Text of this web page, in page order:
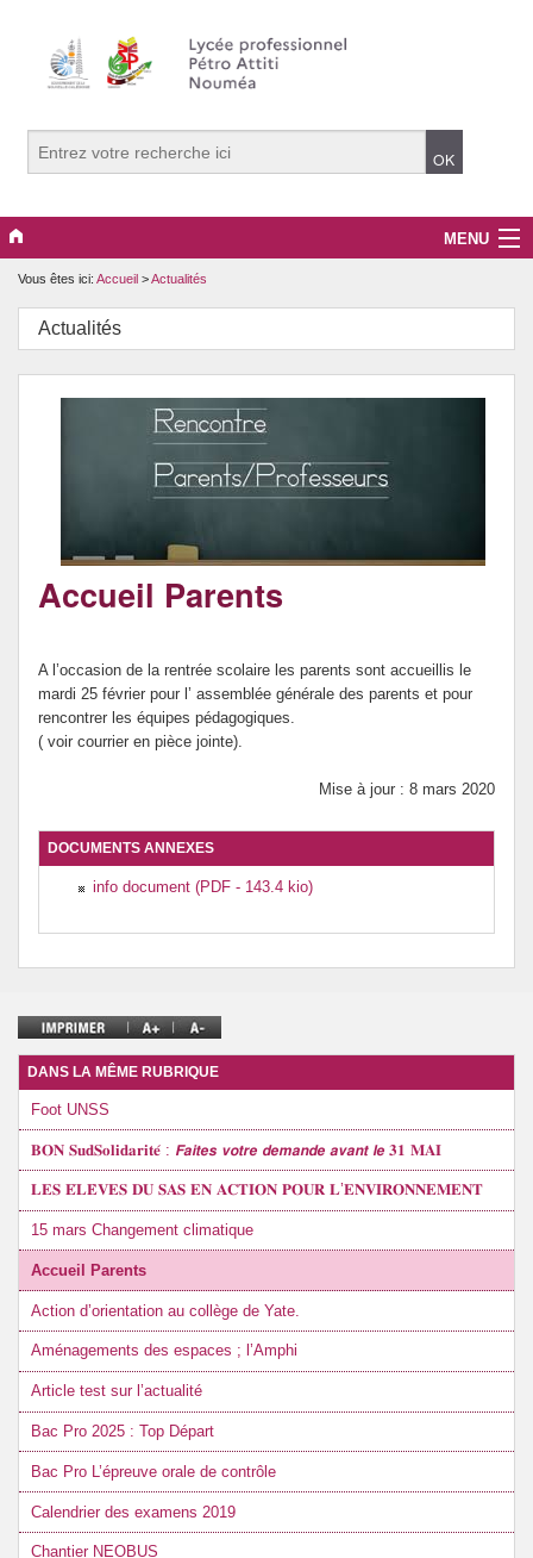
MENU
Actualités
Continuité Pédagogique
Formations
Vous êtes ici: Accueil >Actualités
Actualités
Accueil Parents
A l’occasion de la rentrée scolaire les parents sont accueillis le
mardi 25 février pour l’ assemblée générale des parents et pour
rencontrer les équipes pédagogiques.
( voir courrier en pièce jointe).
Mise à jour : 8 mars 2020
DOCUMENTS ANNEXES
info document (PDF - 143.4 kio)
DANS LA MÊME RUBRIQUE
Foot UNSS
𝐁𝐎𝐍 𝐒𝐮𝐝𝐒𝐨𝐥𝐢𝐝𝐚𝐫𝐢𝐭𝐞́ : 𝙁𝙖𝙞𝙩𝙚𝙨 𝙫𝙤𝙩𝙧𝙚 𝙙𝙚𝙢𝙖𝙣𝙙𝙚 𝙖𝙫𝙖𝙣𝙩 𝙡𝙚 𝟑𝟏 𝐌𝐀𝐈
𝐋𝐄𝐒 𝐄́𝐋𝐄̀𝐕𝐄𝐒 𝐃𝐔 𝐒𝐀𝐒 𝐄𝐍 𝐀𝐂𝐓𝐈𝐎𝐍 𝐏𝐎𝐔𝐑 𝐋’𝐄𝐍𝐕𝐈𝐑𝐎𝐍𝐍𝐄𝐌𝐄𝐍𝐓
15 mars Changement climatique
Accueil Parents
Action d’orientation au collège de Yate.
Aménagements des espaces ; l’Amphi
Article test sur l’actualité
Bac Pro 2025 : Top Départ
Bac Pro L’épreuve orale de contrôle
Calendrier des examens 2019
Chantier NEOBUS